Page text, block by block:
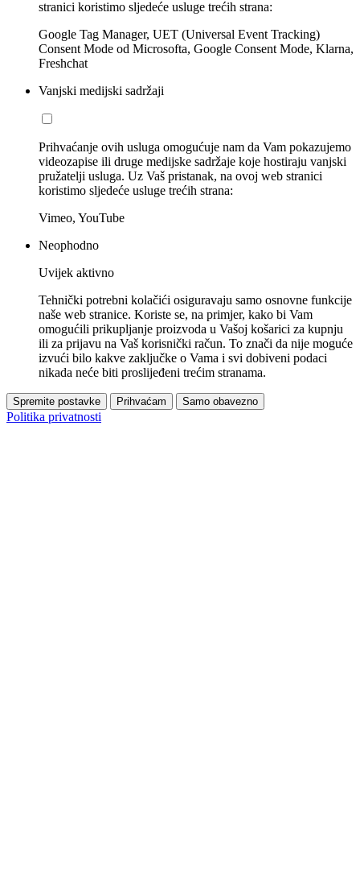
stranici koristimo sljedeće usluge trećih strana:
Google Tag Manager, UET (Universal Event Tracking)
Consent Mode od Microsofta, Google Consent Mode, Klarna,
Freshchat
Vanjski medijski sadržaji
Prihvaćanje ovih usluga omogućuje nam da Vam pokazujemo
videozapise ili druge medijske sadržaje koje hostiraju vanjski
pružatelji usluga. Uz Vaš pristanak, na ovoj web stranici
koristimo sljedeće usluge trećih strana:
Vimeo, YouTube
Neophodno
Uvijek aktivno
Tehnički potrebni kolačići osiguravaju samo osnovne funkcije
naše web stranice. Koriste se, na primjer, kako bi Vam
omogućili prikupljanje proizvoda u Vašoj košarici za kupnju
ili za prijavu na Vaš korisnički račun. To znači da nije moguće
izvući bilo kakve zaključke o Vama i svi dobiveni podaci
nikada neće biti proslijeđeni trećim stranama.
Spremite postavke Prihvaćam Samo obavezno
Politika privatnosti